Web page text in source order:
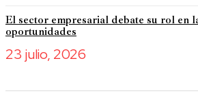
El sector empresarial debate su rol en
oportunidades
23 julio, 2026